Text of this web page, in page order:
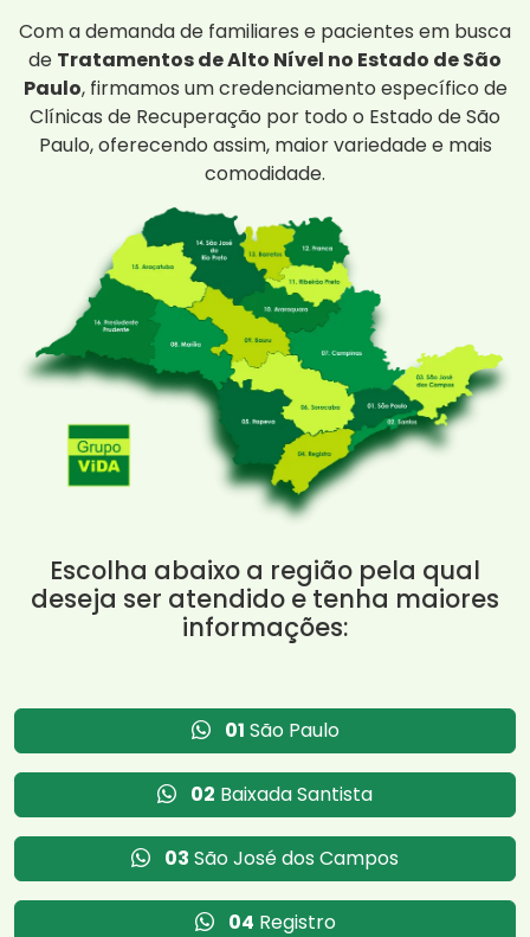
Com a demanda de familiares e pacientes em busca
de Tratamentos de Alto Nível no Estado de São
Paulo, firmamos um credenciamento específico de
Clínicas de Recuperação por todo o Estado de São
Paulo, oferecendo assim, maior variedade e mais
comodidade.
Escolha abaixo a região pela qual
deseja ser atendido e tenha maiores
informações:
01 São Paulo
02 Baixada Santista
03 São José dos Campos
04 Registro